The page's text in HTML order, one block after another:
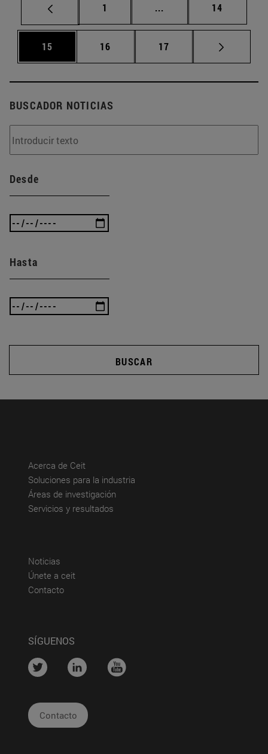
Página
1 ... Páginas intermedias
Página
14
Página
15 Página
16 Página
17
BUSCADOR NOTICIAS
Desde
Hasta
BUSCAR
Acerca de Ceit(abre en nueva ventana)
Soluciones para la industria
Áreas de investigación
Servicios y resultados
Noticias
Únete a ceit(abre en nueva ventana)
Contacto(abre en nueva ventana)
SÍGUENOS
.... .... ....
Contacto